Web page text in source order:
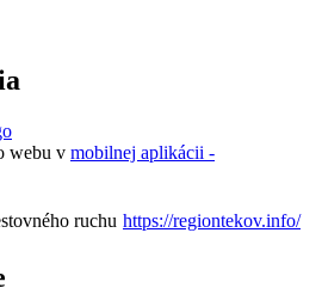
webu v mobilnej aplikácii -
https://regiontekov.info/